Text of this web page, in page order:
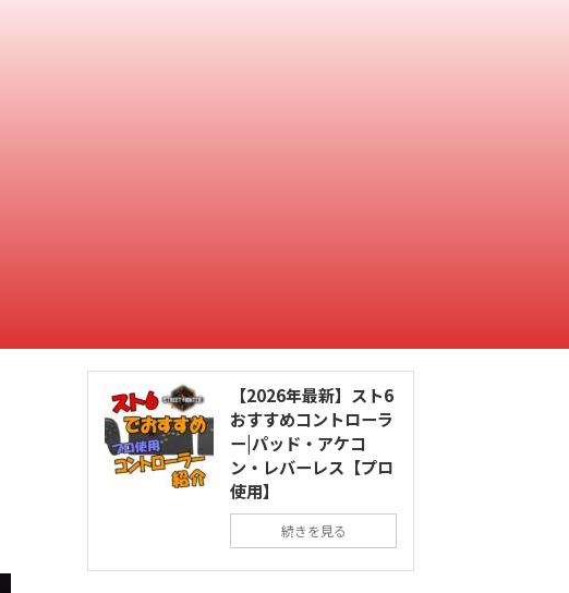
【2026年最新】スト6
おすすめコントローラ
ー|パッド・アケコ
ン・レバーレス【プロ
使用】
続きを見る